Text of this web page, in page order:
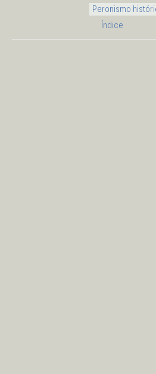
Peronismo
Índice